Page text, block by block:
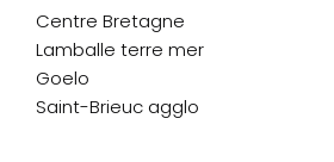
Centre Bretagne
Lamballe terre mer
Goelo
Saint-Brieuc agglo